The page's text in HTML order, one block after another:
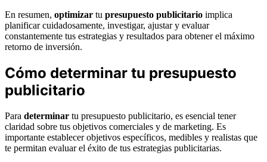
En resumen, optimizar tu presupuesto publicitario implica
planificar cuidadosamente, investigar, ajustar y evaluar
constantemente tus estrategias y resultados para obtener el máximo
retorno de inversión.
Cómo determinar tu presupuesto
publicitario
Para determinar tu presupuesto publicitario, es esencial tener
claridad sobre tus objetivos comerciales y de marketing. Es
importante establecer objetivos específicos, medibles y realistas que
te permitan evaluar el éxito de tus estrategias publicitarias.